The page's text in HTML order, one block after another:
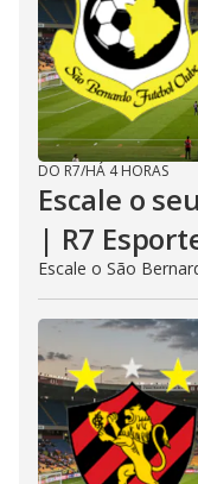
DO R7/HÁ 4 HORAS
Escale o
| R7
Escale o São